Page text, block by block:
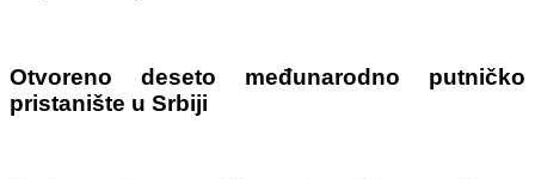
Otvoreno deseto međunarodno putničko
pristanište u Srbiji